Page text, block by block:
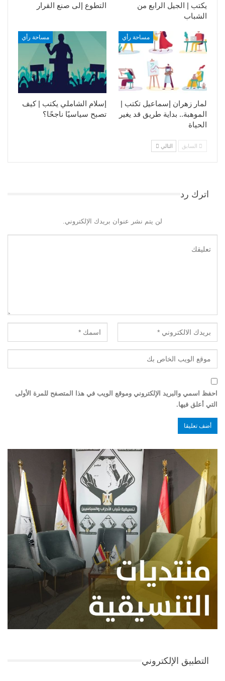
التطوع إلى صنع القرار
يكتب | الجيل الرابع من
الشباب
مساحة رأي
إسلام الشاملي يكتب | كيف
تصبح سياسيًا ناجحًا؟
مساحة رأي
لمار زهران إسماعيل تكتب |
الموهبة.. بداية طريق قد يغير
الحياة
السابق التالي
اترك رد
لن يتم نشر عنوان بريدك الإلكتروني.
احفظ اسمي والبريد الإلكتروني وموقع الويب في هذا المتصفح للمرة الأولى
التي أعلق فيها.
التطبيق الإلكتروني